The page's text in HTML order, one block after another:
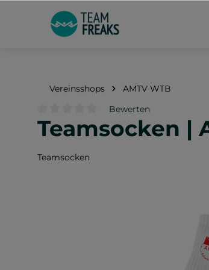
Zur Hauptnavigation springen
Vereinsshops AMTV WTB
Durchschnittliche Bewertung von 0 von
Bewerten
Teamsocken |
Teamsocken